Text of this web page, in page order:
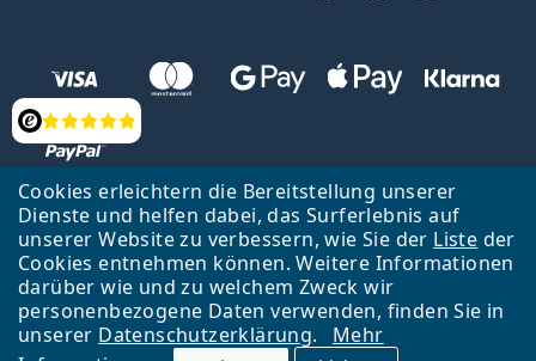
Cookies erleichtern die Bereitstellung unserer
Dienste und helfen dabei, das Surferlebnis auf
unserer Website zu verbessern, wie Sie der Liste der
Cookies entnehmen können. Weitere Informationen
darüber wie und zu welchem Zweck wir
personenbezogene Daten verwenden, finden Sie in
unserer Datenschutzerklärung.
Mehr
Bewertung
Zurück zur Hauptseite
Nach oben
Lentiamo s.r.o., Tschechien ist Eigentümer und Betreiber des Online-
Shops Lentiamo.at
Seit 18 Jahren sind wir für Sie da.